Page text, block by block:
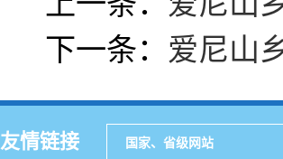
下一条： 爱尼山
友情链接 国家、省级网站